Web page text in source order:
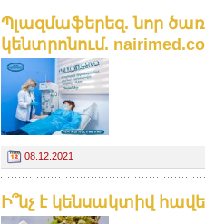
Պլազմաֆերեզ. նոր
կենտրոնում.
08.12.2021
Ի՞նչ է կենսակտիվ